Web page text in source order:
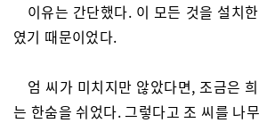
이유는 간단했다. 이 모든 것을 설치
였기 때문이었다.
엄 씨가 미치지만 않았다면, 조금은
는 한숨을 쉬었다. 그렇다고 조 씨를 나